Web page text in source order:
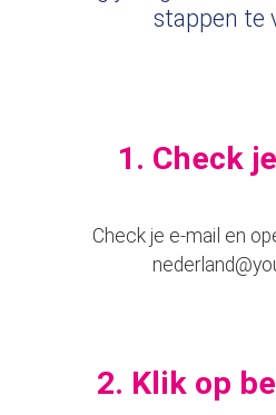
stappen te
1. Check
Check je e-mail en
2. Klik op